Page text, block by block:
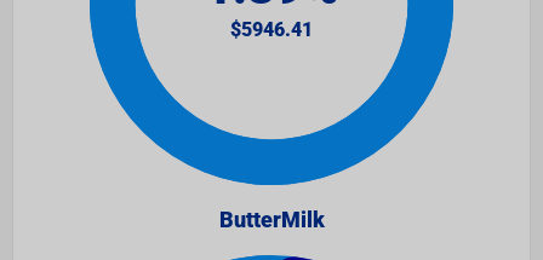
ButterMilk